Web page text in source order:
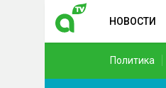
НОВОСТИ
Политика